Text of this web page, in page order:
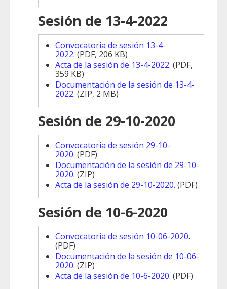
Sesión de 13-4-2022
Convocatoria de sesión 13-4-
2022. (PDF, 206 KB)
Acta de la sesión de 13-4-2022. (PDF,
359 KB)
Documentación de la sesión de 13-4-
2022. (ZIP, 2 MB)
Sesión de 29-10-2020
Convocatoria de sesión 29-10-
2020. (PDF)
Documentación de la sesión de 29-10-
2020. (ZIP)
Acta de la sesión de 29-10-2020. (PDF)
Sesión de 10-6-2020
Convocatoria de sesión 10-06-2020.
(PDF)
Documentación de la sesión de 10-06-
2020. (ZIP)
Acta de la sesión de 10-6-2020. (PDF)